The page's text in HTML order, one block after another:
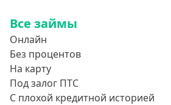
850000 руб
900000 руб
950000 руб
Целевые
Все займы
Онлайн
Без процентов
На карту
Под залог ПТС
С плохой кредитной историей